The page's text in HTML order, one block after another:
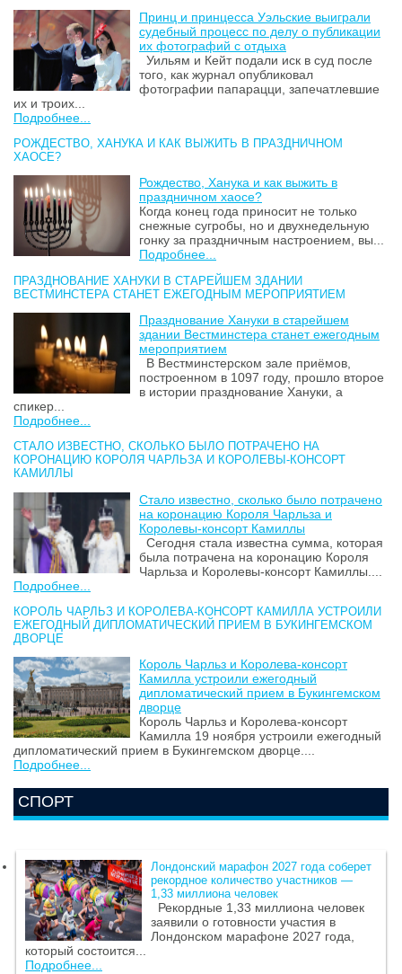
Принц и принцесса Уэльские выиграли
судебный процесс по делу о публикации
их фотографий с отдыха
Уильям и Кейт подали иск в суд после
того, как журнал опубликовал
фотографии папарацци, запечатлевшие
их и троих...
Подробнее...
РОЖДЕСТВО, ХАНУКА И КАК ВЫЖИТЬ В ПРАЗДНИЧНОМ
ХАОСЕ?
Рождество, Ханука и как выжить в
праздничном хаосе?
Когда конец года приносит не только
снежные сугробы, но и двухнедельную
гонку за праздничным настроением, вы...
Подробнее...
ПРАЗДНОВАНИЕ ХАНУКИ В СТАРЕЙШЕМ ЗДАНИИ
ВЕСТМИНСТЕРА СТАНЕТ ЕЖЕГОДНЫМ МЕРОПРИЯТИЕМ
Празднование Хануки в старейшем
здании Вестминстера станет ежегодным
мероприятием
В Вестминстерском зале приёмов,
построенном в 1097 году, прошло второе
в истории празднование Хануки, а
спикер...
Подробнее...
СТАЛО ИЗВЕСТНО, СКОЛЬКО БЫЛО ПОТРАЧЕНО НА
КОРОНАЦИЮ КОРОЛЯ ЧАРЛЬЗА И КОРОЛЕВЫ-КОНСОРТ
КАМИЛЛЫ
Стало известно, сколько было потрачено
на коронацию Короля Чарльза и
Королевы-консорт Камиллы
Сегодня стала известна сумма, которая
была потрачена на коронацию Короля
Чарльза и Королевы-консорт Камиллы....
Подробнее...
КОРОЛЬ ЧАРЛЬЗ И КОРОЛЕВА-КОНСОРТ КАМИЛЛА УСТРОИЛИ
ЕЖЕГОДНЫЙ ДИПЛОМАТИЧЕСКИЙ ПРИЕМ В БУКИНГЕМСКОМ
ДВОРЦЕ
Король Чарльз и Королева-консорт
Камилла устроили ежегодный
дипломатический прием в Букингемском
дворце
Король Чарльз и Королева-консорт
Камилла 19 ноября устроили ежегодный
дипломатический прием в Букингемском дворце....
Подробнее...
СПОРТ
Лондонский марафон 2027 года соберет
рекордное количество участников —
1,33 миллиона человек
Рекордные 1,33 миллиона человек
заявили о готовности участия в
Лондонском марафоне 2027 года,
который состоится...
Подробнее...